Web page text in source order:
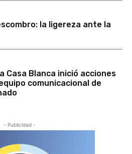
la ligereza ante la
Casa Blanca inició acciones
comunicacional de
- Publicidad -